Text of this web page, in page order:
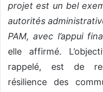
projet est un bel
autorités
PAM, avec l’appui
elle affirmé.
rappelé, est de
résilience des